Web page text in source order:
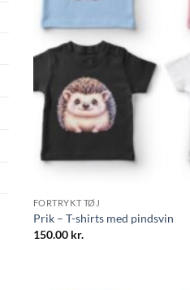
FORTRYKT TØJ
Prik – T-shirts med pindsvin
150.00 kr.